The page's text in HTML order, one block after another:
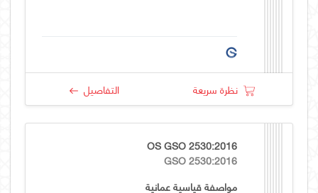
نظرة سريعة التفاصيل
OS GSO 2530:2016
GSO 2530:2016
مواصفة قياسية عمانية